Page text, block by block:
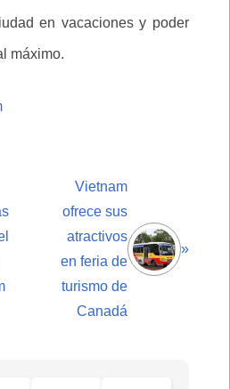
en vacaciones y poder
máximo.
Vietnam
ofrece sus
atractivos
en feria de
turismo de
Canadá
»